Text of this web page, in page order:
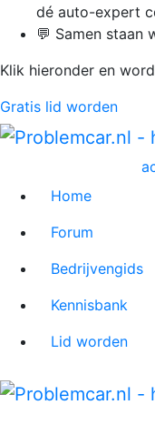
dé auto-expert
💬 Samen staan
Klik hieronder en
Gratis lid worden
Home
Forum
Bedrijvengids
Kennisbank
Lid worden